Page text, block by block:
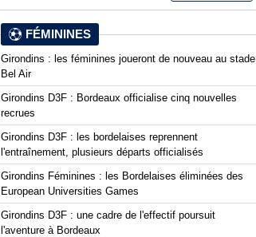
FÉMININES
Girondins : les féminines joueront de nouveau au stade
Bel Air
Girondins D3F : Bordeaux officialise cinq nouvelles
recrues
Girondins D3F : les bordelaises reprennent
l'entraînement, plusieurs départs officialisés
Girondins Féminines : les Bordelaises éliminées des
European Universities Games
Girondins D3F : une cadre de l'effectif poursuit
l'aventure à Bordeaux